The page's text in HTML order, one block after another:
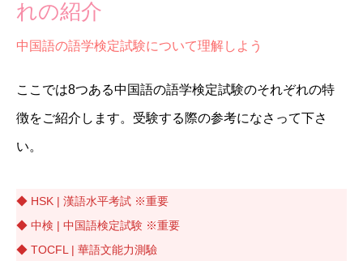
れの紹介
中国語の語学検定試験について理解しよう
ここでは8つある中国語の語学検定試験のそれぞれの特
徴をご紹介します。受験する際の参考になさって下さ
い。
◆ HSK | 漢語水平考試 ※重要
◆ 中検 | 中国語検定試験 ※重要
◆ TOCFL | 華語文能力測驗